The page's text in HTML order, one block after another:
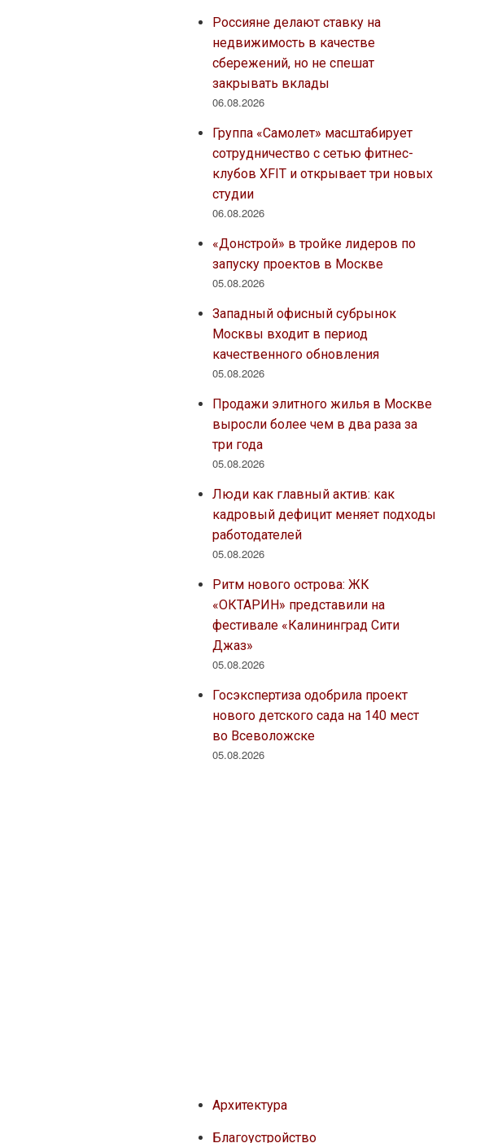
Россияне делают ставку на
недвижимость в качестве
сбережений, но не спешат
закрывать вклады
06.08.2026
Группа «Самолет» масштабирует
сотрудничество с сетью фитнес-
клубов XFIT и открывает три новых
студии
06.08.2026
«Донстрой» в тройке лидеров по
запуску проектов в Москве
05.08.2026
Западный офисный субрынок
Москвы входит в период
качественного обновления
05.08.2026
Продажи элитного жилья в Москве
выросли более чем в два раза за
три года
05.08.2026
Люди как главный актив: как
кадровый дефицит меняет подходы
работодателей
05.08.2026
Ритм нового острова: ЖК
«ОКТАРИН» представили на
фестивале «Калининград Сити
Джаз»
05.08.2026
Госэкспертиза одобрила проект
нового детского сада на 140 мест
во Всеволожске
05.08.2026
Архитектура
Благоустройство